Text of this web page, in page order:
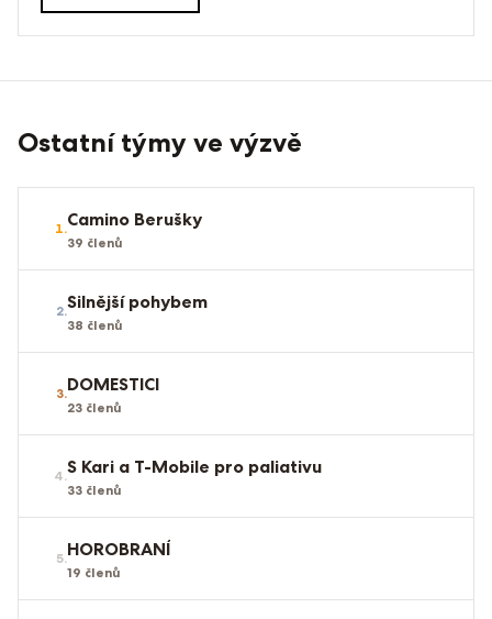
Ostatní týmy ve výzvě
1.Camino Berušky
39 členů
2.Silnější pohybem
38 členů
3.DOMESTICI
23 členů
4.S Kari a T-Mobile pro paliativu
33 členů
5.HOROBRANÍ
19 členů